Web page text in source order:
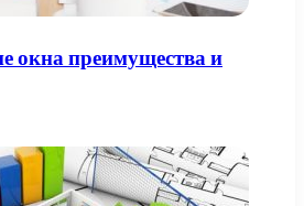
окна преимущества и